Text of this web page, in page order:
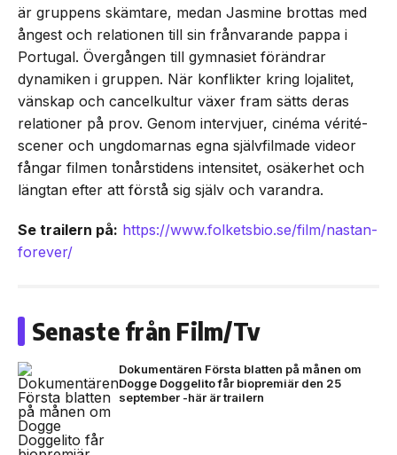
är gruppens skämtare, medan Jasmine brottas med
ångest och relationen till sin frånvarande pappa i
Portugal. Övergången till gymnasiet förändrar
dynamiken i gruppen. När konflikter kring lojalitet,
vänskap och cancelkultur växer fram sätts deras
relationer på prov. Genom intervjuer, cinéma vérité-
scener och ungdomarnas egna självfilmade videor
fångar filmen tonårstidens intensitet, osäkerhet och
längtan efter att förstå sig själv och varandra.
Se trailern på: https://www.folketsbio.se/film/nastan-
forever/
Senaste från Film/Tv
Dokumentären Första blatten på månen om
Dogge Doggelito får biopremiär den 25
september -här är trailern